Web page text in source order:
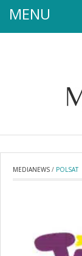
MENU
MEDIANEWS / POLSAT